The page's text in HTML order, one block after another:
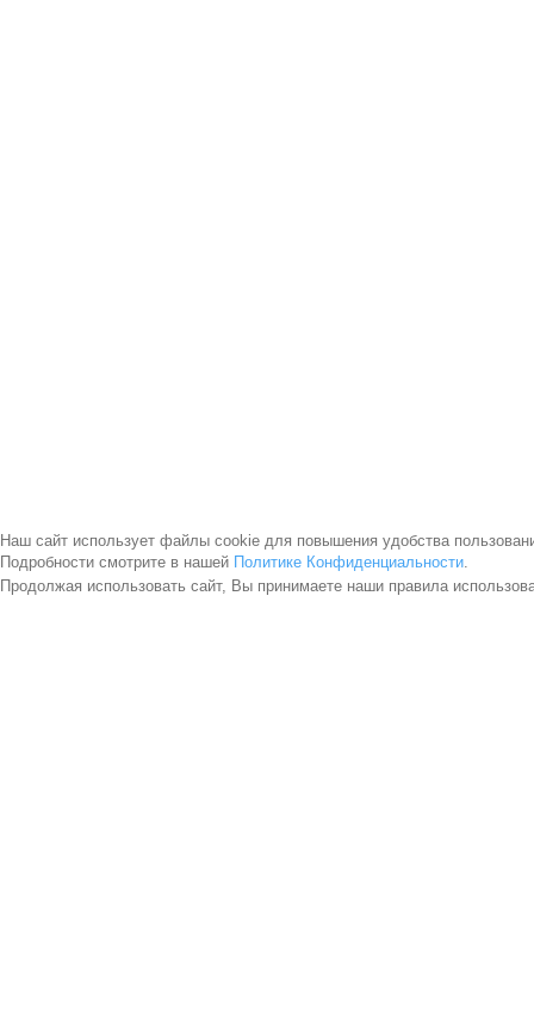
Наш сайт использует файлы cookie для повышения удобства
Подробности смотрите в нашей Политике Конфиденциальности.
Продолжая использовать сайт, Вы принимаете наши правила